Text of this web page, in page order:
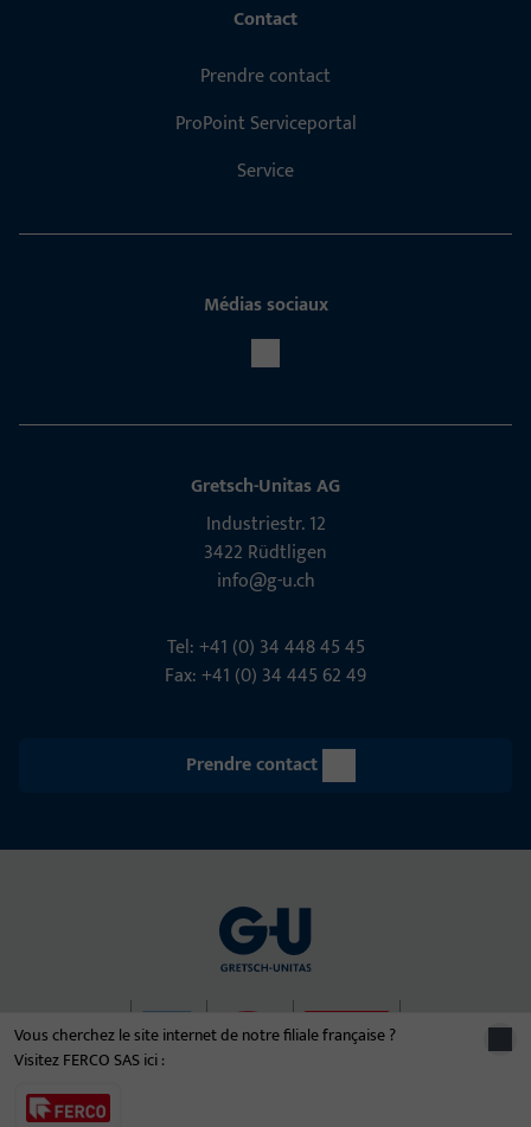
Vous cherchez le site internet de notre filiale française ?
Visitez FERCO SAS ici :
Contact
Prendre contact
ProPoint Serviceportal
Service
Médias sociaux
Gretsch-Unitas AG
Indu­s­triestr. 12
3422 Rüdt­ligen
info@g-u.ch
Tel: +41 (0) 34 448 45 45
Fax: +41 (0) 34 445 62 49
Prendre contact